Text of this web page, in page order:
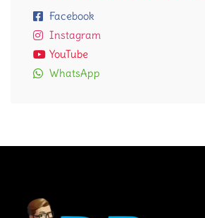
Facebook
Instagram
YouTube
WhatsApp